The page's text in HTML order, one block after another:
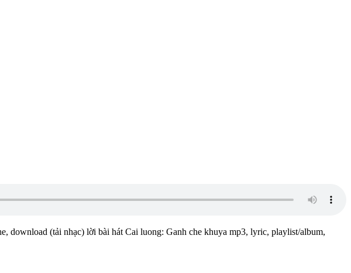
download (tải nhạc) lời bài hát Cai luong: Ganh che khuya mp3, lyric, playlist/album,